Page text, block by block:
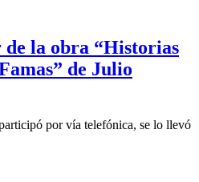
la obra “Historias
de Julio
por vía telefónica, se lo llevó